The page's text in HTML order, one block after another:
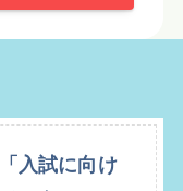
入試に向け